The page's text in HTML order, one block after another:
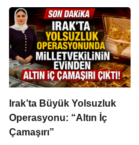
Irak’ta Büyük Yolsuzluk
Operasyonu: “Altın İç
Çamaşırı”